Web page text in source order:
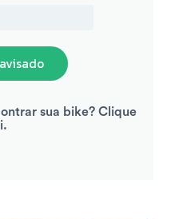
sua bike? Clique